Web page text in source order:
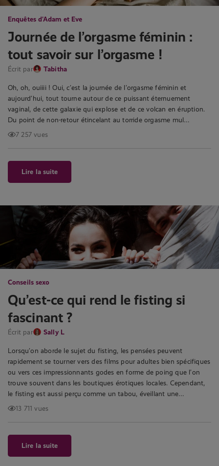
Enquêtes d'Adam et Eve
Journée de l’orgasme féminin :
tout savoir sur l’orgasme !
Écrit par Tabitha
Oh, oh, ouiiii ! Oui, c’est la journée de l’orgasme féminin et
aujourd’hui, tout tourne autour de ce puissant éternuement
vaginal, de cette galaxie qui explose et de ce volcan en éruption.
Du point de non-retour étincelant au torride orgasme mul…
7 257 vues
Lire la suite
Conseils sexo
Qu’est-ce qui rend le fisting si
fascinant ?
Écrit par Sally L
Lorsqu’on aborde le sujet du fisting, les pensées peuvent
rapidement se tourner vers des films pour adultes bien spécifiques
ou vers ces impressionnants godes en forme de poing que l’on
trouve souvent dans les boutiques érotiques locales. Cependant,
le fisting est aussi perçu comme un tabou, éveillant une…
13 711 vues
Lire la suite